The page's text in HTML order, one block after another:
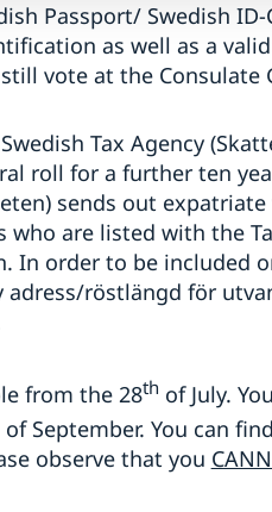
Passport/ Swedish
as well as a
vote at the Consulate
Tax Agency
roll for a further ten
sends out
who are listed with the
In order to be included
röstlängd för
from the 28th of July.
of September. You can
observe that you